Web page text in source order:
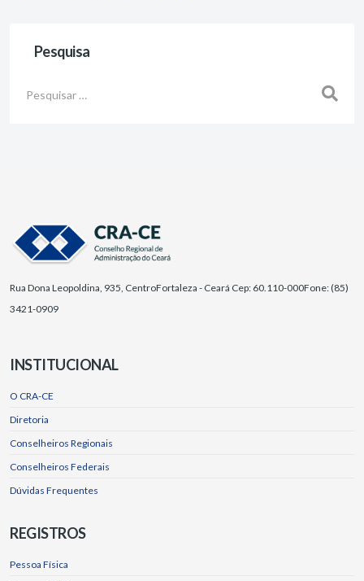
Pesquisa
Rua Dona Leopoldina, 935, CentroFortaleza - Ceará Cep: 60.110-000Fone: (85)
3421-0909
INSTITUCIONAL
O CRA-CE
Diretoria
Conselheiros Regionais
Conselheiros Federais
Dúvidas Frequentes
REGISTROS
Pessoa Física